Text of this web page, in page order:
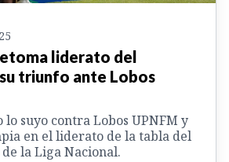
liderato del
triunfo ante Lobos
lo suyo contra Lobos UPNFM y
en el liderato de la tabla del
la Liga Nacional.